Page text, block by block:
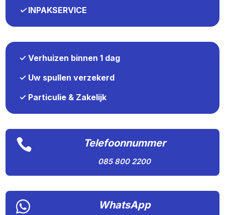
✓INPAKSERVICE
✓ Verhuizen binnen 1 dag
✓ Uw spullen verzekerd
✓ Particulie & Zakelijk
 Telefoonnummer
085 800 2200
 WhatsApp